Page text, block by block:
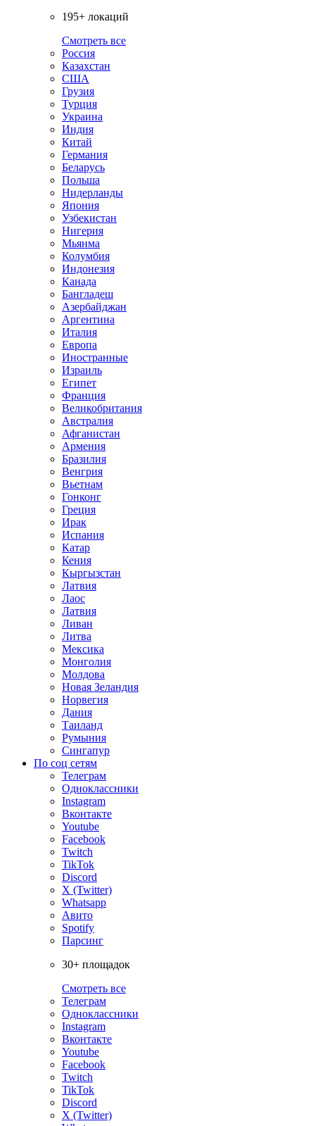
195+ локаций
Смотреть все
Россия
Казахстан
США
Грузия
Турция
Украина
Индия
Китай
Германия
Беларусь
Польша
Нидерланды
Япония
Узбекистан
Нигерия
Мьянма
Колумбия
Индонезия
Канада
Бангладеш
Азербайджан
Аргентина
Италия
Европа
Иностранные
Израиль
Египет
Франция
Великобритания
Австралия
Афганистан
Армения
Бразилия
Венгрия
Вьетнам
Гонконг
Греция
Ирак
Испания
Катар
Кения
Кыргызстан
Латвия
Лаос
Латвия
Ливан
Литва
Мексика
Монголия
Молдова
Новая Зеландия
Норвегия
Дания
Таиланд
Румыния
Сингапур
По соц сетям
Телеграм
Одноклассники
Instagram
Вконтакте
Youtube
Facebook
Twitch
TikTok
Discord
X (Twitter)
Whatsapp
Авито
Spotify
Парсинг
30+ площадок
Смотреть все
Телеграм
Одноклассники
Instagram
Вконтакте
Youtube
Facebook
Twitch
TikTok
Discord
X (Twitter)